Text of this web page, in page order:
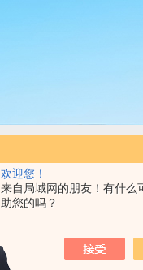
欢迎您！
来自局域网的朋友！有什么
助您的吗？